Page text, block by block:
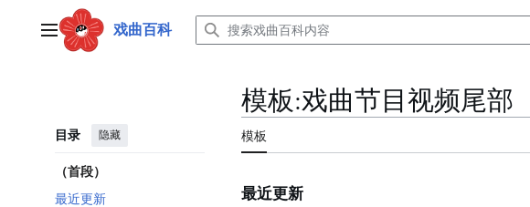
主菜单 戏曲百科
目录 隐藏
（首段）
最近更新
模板:戏曲节目视频尾部
模板
最近更新